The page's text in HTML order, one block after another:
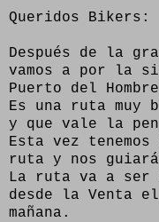
Queridos Bikers:
Después de la
vamos a por la
Puerto del
Es una ruta muy
y que vale la
Esta vez
ruta y nos
La ruta va a ser
desde la Venta
mañana.